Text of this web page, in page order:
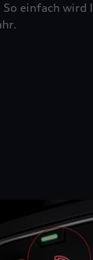
einfach wird